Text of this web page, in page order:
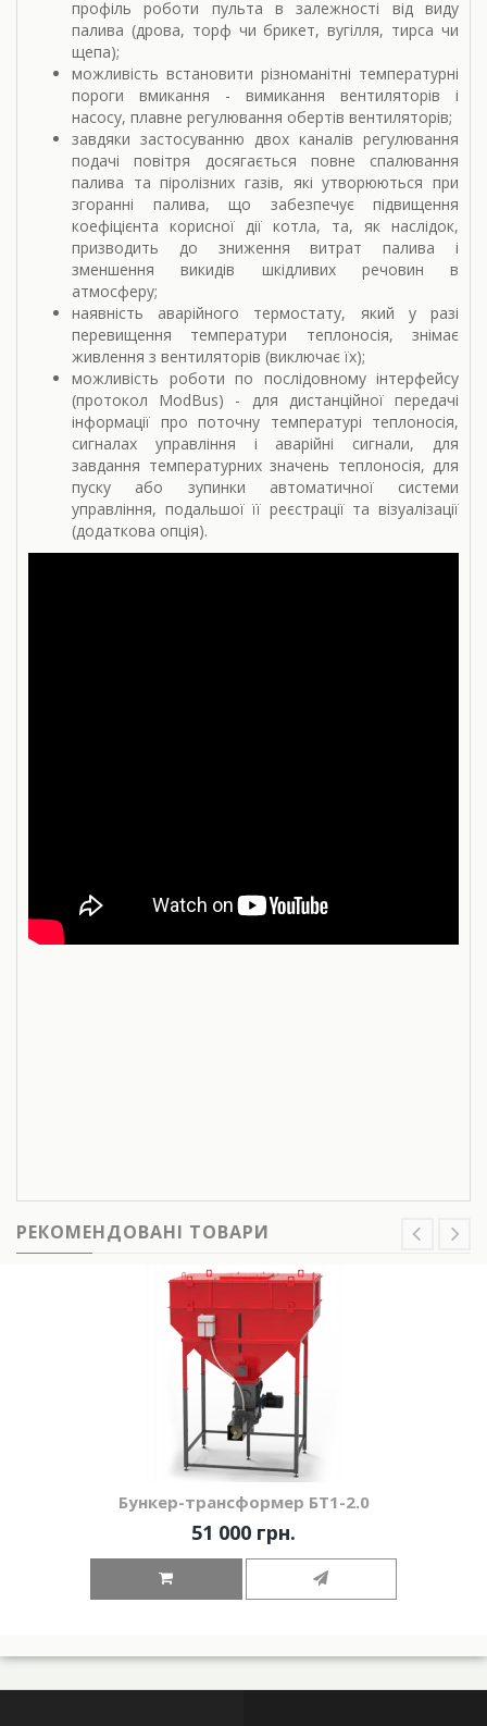
профіль роботи пульта в залежності від виду
палива (дрова, торф чи брикет, вугілля, тирса чи
щепа);
можливість встановити різноманітні температурні
пороги вмикання - вимикання вентиляторів і
насосу, плавне регулювання обертів вентиляторів;
завдяки застосуванню двох каналів регулювання
подачі повітря досягається повне спалювання
палива та піролізних газів, які утворюються при
згоранні палива, що забезпечує підвищення
коефіцієнта корисної дії котла, та, як наслідок,
призводить до зниження витрат палива і
зменшення викидів шкідливих речовин в
атмосферу;
наявність аварійного термостату, який у разі
перевищення температури теплоносія, знімає
живлення з вентиляторів (виключає їх);
можливість роботи по послідовному інтерфейсу
(протокол ModBus) - для дистанційної передачі
інформації про поточну температурі теплоносія,
сигналах управління і аварійні сигнали, для
завдання температурних значень теплоносія, для
пуску або зупинки автоматичної системи
управління, подальшої її реєстрації та візуалізації
(додаткова опція).
РЕКОМЕНДОВАНІ ТОВАРИ
Бункер-трансформер БТ1-2.0
51 000 грн.